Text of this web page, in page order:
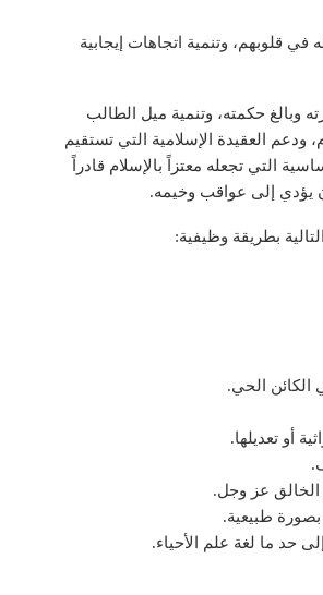
قلوبهم، وتنمية اتجاهات إيجابية
وبالغ حكمته، وتنمية ميل الطالب
ودعم العقيدة الإسلامية التي تستقيم
التي تجعله معتزاً بالإسلام قادراً
يؤدي إلى عواقب وخيمه.
بطريقة وظيفية:
الكائن الحي.
أو تعديلها.
الخالق عز وجل.
طبيعية.
حد ما لغة علم الأحياء.